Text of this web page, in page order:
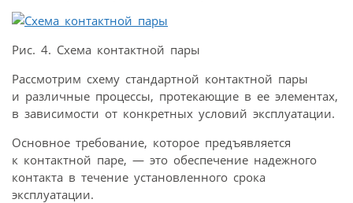
Рис. 4. Схема контактной пары
Рассмотрим схему стандартной контактной пары
и различные процессы, протекающие в ее элементах,
в зависимости от конкретных условий эксплуатации.
Основное требование, которое предъявляется
к контактной паре, — это обеспечение надежного
контакта в течение установленного срока
эксплуатации.